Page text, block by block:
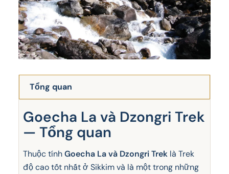
Tổng quan
Goecha La và Dzongri Trek
— Tổng quan
Thuộc tínhGoecha La và Dzongri Treklà Trek
độ cao tốt nhất ở Sikkim và là một trong những